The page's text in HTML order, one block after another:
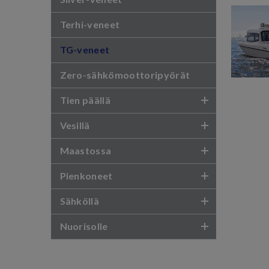
Terhi-veneet
TG-veneet
Zero-sähkömoottoripyörät
Tien päällä
Vesillä
Maastossa
Pienkoneet
Sähköllä
Nuorisolle